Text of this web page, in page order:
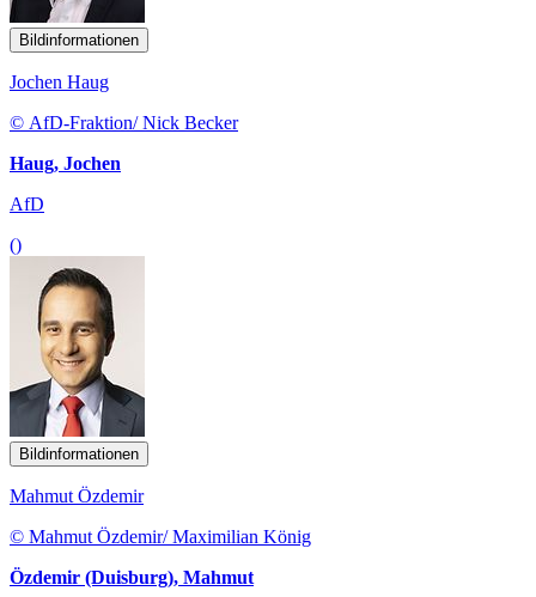
Bildinformationen
Jochen Haug
© AfD-Fraktion/ Nick Becker
Haug, Jochen
AfD
()
Bildinformationen
Mahmut Özdemir
© Mahmut Özdemir/ Maximilian König
Özdemir (Duisburg), Mahmut